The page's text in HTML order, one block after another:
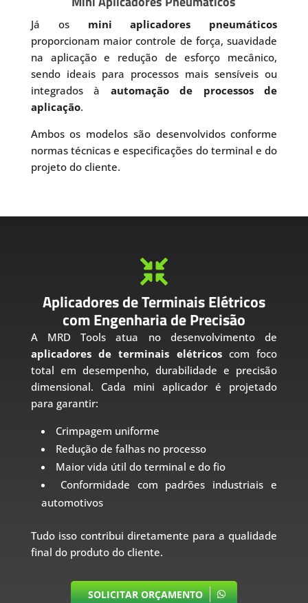
Já os mini aplicadores pneumáticos
proporcionam maior controle de força, suavidade
na aplicação e redução de esforço mecânico,
sendo ideais para processos mais sensíveis ou
integrados à automação de processos de
aplicação.
Ambos os modelos são desenvolvidos conforme
normas técnicas e especificações do terminal e do
projeto do cliente.

Aplicadores de Terminais Elétricos
com Engenharia de Precisão
A MRD Tools atua no desenvolvimento de
aplicadores de terminais elétricoscom foco
total em desempenho, durabilidade e precisão
dimensional. Cada mini aplicador é projetado
para garantir:
Crimpagem uniforme
Redução de falhas no processo
Maior vida útil do terminal e do fio
Conformidade com padrões industriais e
automotivos
Tudo isso contribui diretamente para a qualidade
final do produto do cliente.
SOLICITAR ORÇAMENTO